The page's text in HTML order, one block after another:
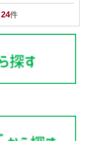
24件